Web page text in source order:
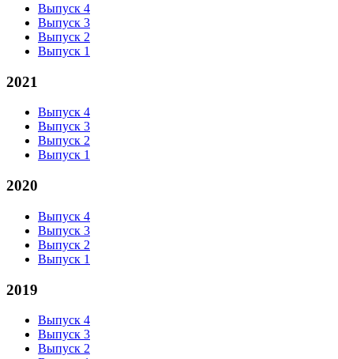
Выпуск 4
Выпуск 3
Выпуск 2
Выпуск 1
2021
Выпуск 4
Выпуск 3
Выпуск 2
Выпуск 1
2020
Выпуск 4
Выпуск 3
Выпуск 2
Выпуск 1
2019
Выпуск 4
Выпуск 3
Выпуск 2